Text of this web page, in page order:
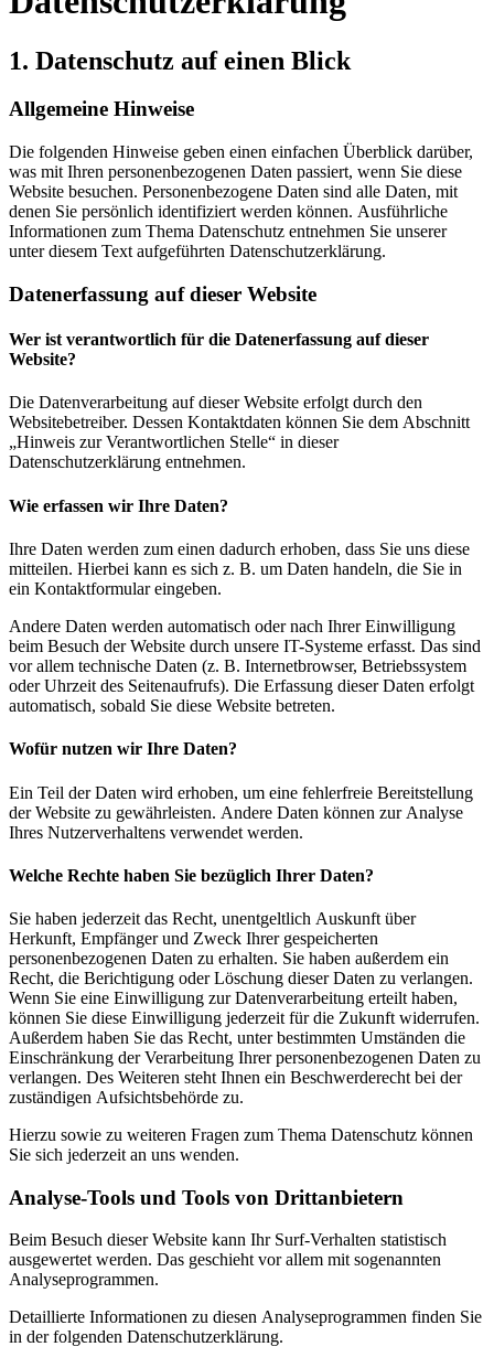
1. Datenschutz auf einen Blick
Allgemeine Hinweise
Die folgenden Hinweise geben einen einfachen Überblick darüber,
was mit Ihren personenbezogenen Daten passiert, wenn Sie diese
Website besuchen. Personenbezogene Daten sind alle Daten, mit
denen Sie persönlich identifiziert werden können. Ausführliche
Informationen zum Thema Datenschutz entnehmen Sie unserer
unter diesem Text aufgeführten Datenschutzerklärung.
Datenerfassung auf dieser Website
Wer ist verantwortlich für die Datenerfassung auf dieser
Website?
Die Datenverarbeitung auf dieser Website erfolgt durch den
Websitebetreiber. Dessen Kontaktdaten können Sie dem Abschnitt
„Hinweis zur Verantwortlichen Stelle“ in dieser
Datenschutzerklärung entnehmen.
Wie erfassen wir Ihre Daten?
Ihre Daten werden zum einen dadurch erhoben, dass Sie uns diese
mitteilen. Hierbei kann es sich z. B. um Daten handeln, die Sie in
ein Kontaktformular eingeben.
Andere Daten werden automatisch oder nach Ihrer Einwilligung
beim Besuch der Website durch unsere IT-Systeme erfasst. Das sind
vor allem technische Daten (z. B. Internetbrowser, Betriebssystem
oder Uhrzeit des Seitenaufrufs). Die Erfassung dieser Daten erfolgt
automatisch, sobald Sie diese Website betreten.
Wofür nutzen wir Ihre Daten?
Ein Teil der Daten wird erhoben, um eine fehlerfreie Bereitstellung
der Website zu gewährleisten. Andere Daten können zur Analyse
Ihres Nutzerverhaltens verwendet werden.
Welche Rechte haben Sie bezüglich Ihrer Daten?
Sie haben jederzeit das Recht, unentgeltlich Auskunft über
Herkunft, Empfänger und Zweck Ihrer gespeicherten
personenbezogenen Daten zu erhalten. Sie haben außerdem ein
Recht, die Berichtigung oder Löschung dieser Daten zu verlangen.
Wenn Sie eine Einwilligung zur Datenverarbeitung erteilt haben,
können Sie diese Einwilligung jederzeit für die Zukunft widerrufen.
Außerdem haben Sie das Recht, unter bestimmten Umständen die
Einschränkung der Verarbeitung Ihrer personenbezogenen Daten zu
verlangen. Des Weiteren steht Ihnen ein Beschwerderecht bei der
zuständigen Aufsichtsbehörde zu.
Hierzu sowie zu weiteren Fragen zum Thema Datenschutz können
Sie sich jederzeit an uns wenden.
Analyse-Tools und Tools von Dritt­anbietern
Beim Besuch dieser Website kann Ihr Surf-Verhalten statistisch
ausgewertet werden. Das geschieht vor allem mit sogenannten
Analyseprogrammen.
Detaillierte Informationen zu diesen Analyseprogrammen finden Sie
in der folgenden Datenschutzerklärung.